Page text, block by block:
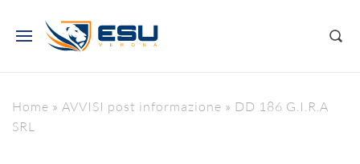
Home » AVVISI post informazione » DD 186 G.I.R.A
SRL